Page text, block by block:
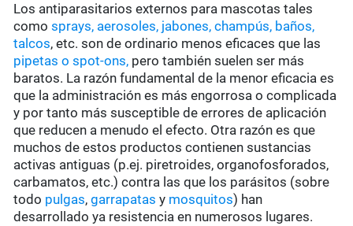
Los antiparasitarios externos para mascotas tales
comosprays, aerosoles, jabones, champús, baños,
talcos, etc. son de ordinario menos eficaces que las
pipetas o spot-ons, pero también suelen ser más
baratos. La razón fundamental de la menor eficacia es
que la administración es más engorrosa o complicada
y por tanto más susceptible de errores de aplicación
que reducen a menudo el efecto. Otra razón es que
muchos de estos productos contienen sustancias
activas antiguas (p.ej. piretroides, organofosforados,
carbamatos, etc.) contra las que los parásitos (sobre
todo pulgas,garrapatas y mosquitos) han
desarrollado ya resistencia en numerosos lugares.